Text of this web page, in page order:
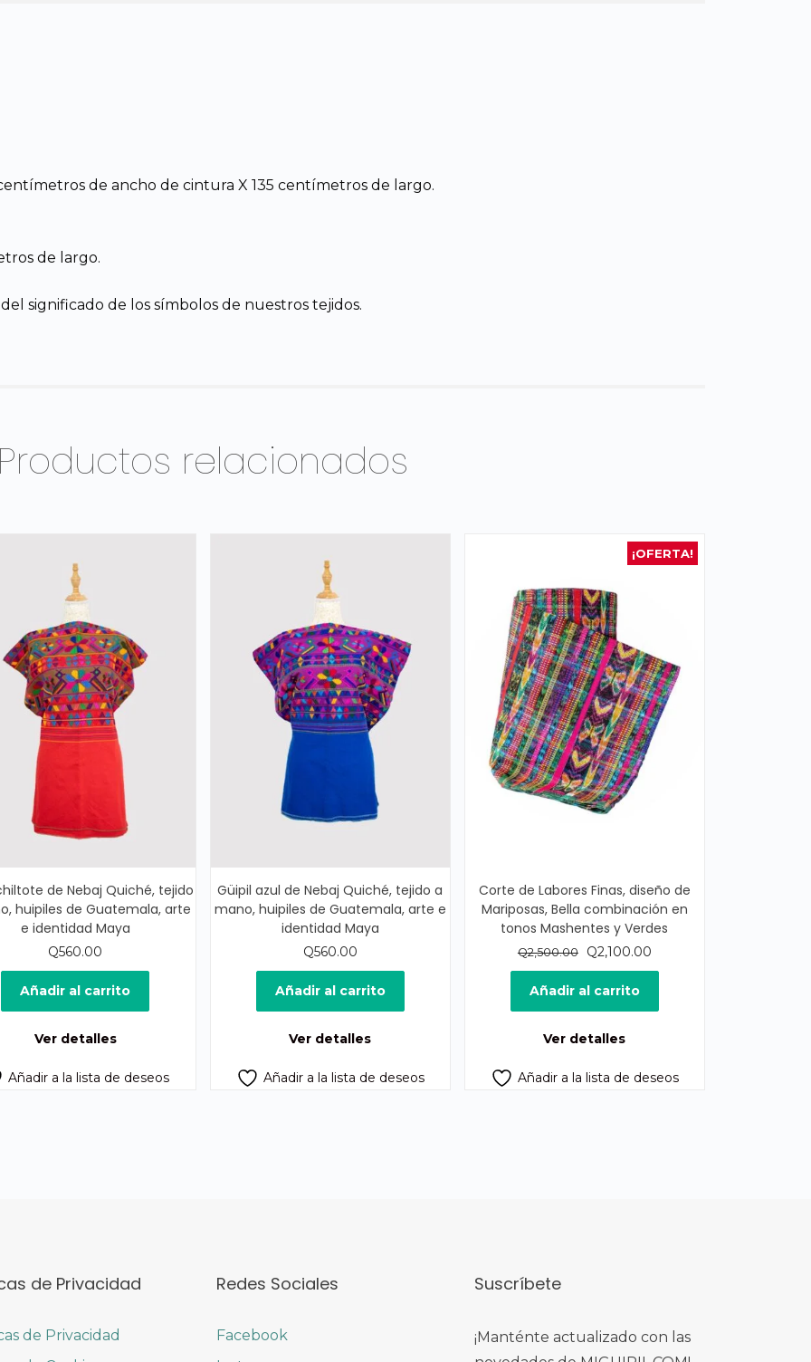
de ancho de cintura X 135 centímetros de largo.
de largo.
significado de los símbolos de nuestros tejidos.
Productos relacionados
de Nebaj Quiché, tejido
huipiles de Guatemala, arte
e identidad Maya
Q560.00
Añadir al carrito
Ver detalles
Añadir a la lista de deseos
Güipil azul de Nebaj Quiché, tejido a
mano, huipiles de Guatemala, arte e
identidad Maya
Q560.00
Añadir al carrito
Ver detalles
Añadir a la lista de deseos
¡OFERTA!
Corte de Labores Finas, diseño de
Mariposas, Bella combinación en
tonos Mashentes y Verdes
Q2,500.00
El
precio
original
era:
Q2,100.00El
precio
es:
Añadir al carrito
Ver detalles
Añadir a la lista de deseos
de Privacidad
de Privacidad
Redes Sociales
Facebook
Suscríbete
¡Manténte actualizado con las